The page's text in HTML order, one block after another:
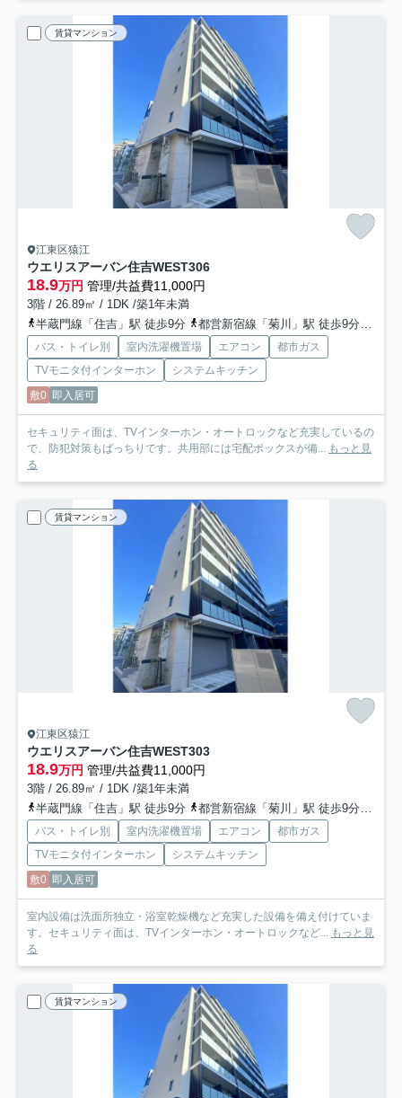
賃貸マンション
江東区猿江
ウエリスアーバン住吉WEST306
18.9万円 管理/共益費11,000円
3階 / 26.89㎡ / 1DK /築1年未満
半蔵門線「住吉」駅 徒歩9分
都営新宿線「菊川」駅 徒歩9分
バス・トイレ別 室内洗濯機置場 エアコン
都市ガス
TVモニタ付インターホン
システムキッチン
敷0 即入居可
セキュリティ面は、TVインターホン・オートロックなど充実しているの
で、防犯対策もばっちりです。共用部には宅配ボックスが備... もっと見
る
賃貸マンション
江東区猿江
ウエリスアーバン住吉WEST303
18.9万円 管理/共益費11,000円
3階 / 26.89㎡ / 1DK /築1年未満
半蔵門線「住吉」駅 徒歩9分
都営新宿線「菊川」駅 徒歩9分
バス・トイレ別 室内洗濯機置場 エアコン
都市ガス
TVモニタ付インターホン
システムキッチン
敷0 即入居可
室内設備は洗面所独立・浴室乾燥機など充実した設備を備え付けていま
す。セキュリティ面は、TVインターホン・オートロックなど... もっと見
る
賃貸マンション